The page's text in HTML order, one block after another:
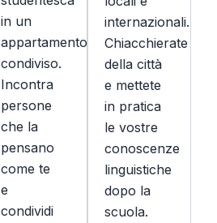
in un
appartamento
condiviso.
Incontra
persone
che la
pensano
come te
e
condividi
internazionali.
Chiacchierate
della città
e mettete
in pratica
le vostre
conoscenze
linguistiche
dopo la
scuola.